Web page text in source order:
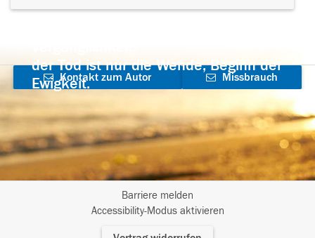
der Tod ist nur die Wende, Beginn der
Ewigkeit.
Kontakt zum Autor
aufnehmen
Missbrauch
Barriere melden
Accessibility-Modus aktivieren